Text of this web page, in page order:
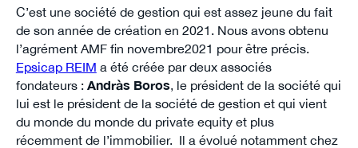
C’est une société de gestion qui est assez jeune du fait
de son année de création en 2021. Nous avons obtenu
l’agrément AMF fin novembre2021 pour être précis.
Epsicap REIM a été créée par deux associés
fondateurs : Andràs Boros, le président de la société qui
lui est le président de la société de gestion et qui vient
du monde du monde du private equity et plus
récemment de l’immobilier. Il a évolué notamment chez